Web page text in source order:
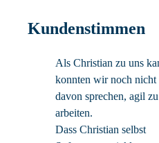
Kundenstimmen
Als Christian zu uns
konnten wir noch nicht
davon sprechen, agil zu
arbeiten.
Dass Christian selbst